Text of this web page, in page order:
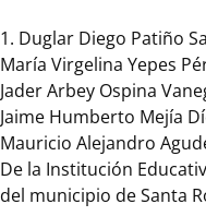
1. Duglar Diego Patiño
María Virgelina Yepes
Jader Arbey Ospina
Jaime Humberto Mejía
Mauricio Alejandro
De la Institución
del municipio de Santa
1.
Norman
Paul
Bolaños
Aguilera
de
la